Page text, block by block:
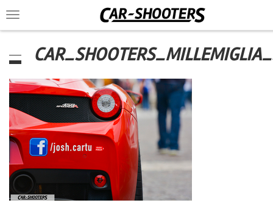
Toggle
navigation